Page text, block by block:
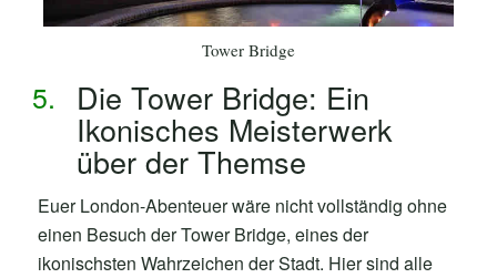
Tower Bridge
Die Tower Bridge: Ein
Ikonisches Meisterwerk
über der Themse
Euer London-Abenteuer wäre nicht vollständig ohne
einen Besuch der Tower Bridge, eines der
ikonischsten Wahrzeichen der Stadt. Hier sind alle